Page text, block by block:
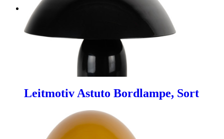
Leitmotiv Astuto Bordlampe, Sort